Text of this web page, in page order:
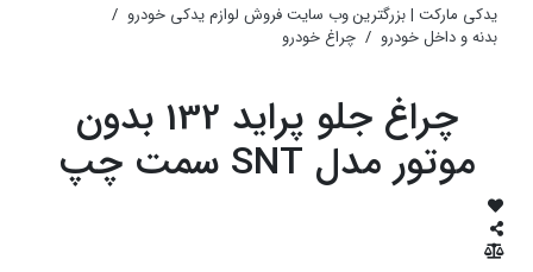
یدکی مارکت | بزرگترین وب سایت فروش لوازم یدکی خودرو /
بدنه و داخل خودرو / چراغ خودرو
چراغ جلو پراید 132 بدون
موتور مدل SNT سمت چپ